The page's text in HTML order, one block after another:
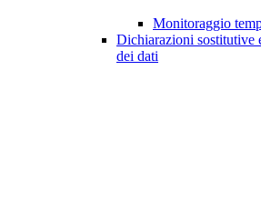
Monitoraggio
Dichiarazioni sostitutive
dei dati